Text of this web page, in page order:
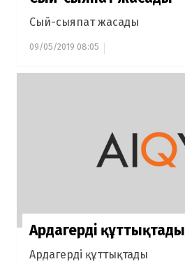
Сый-сыяпат жасады
09/05/2019 08:05
Ардагерді құттықтады
Ардагерді құттықтады